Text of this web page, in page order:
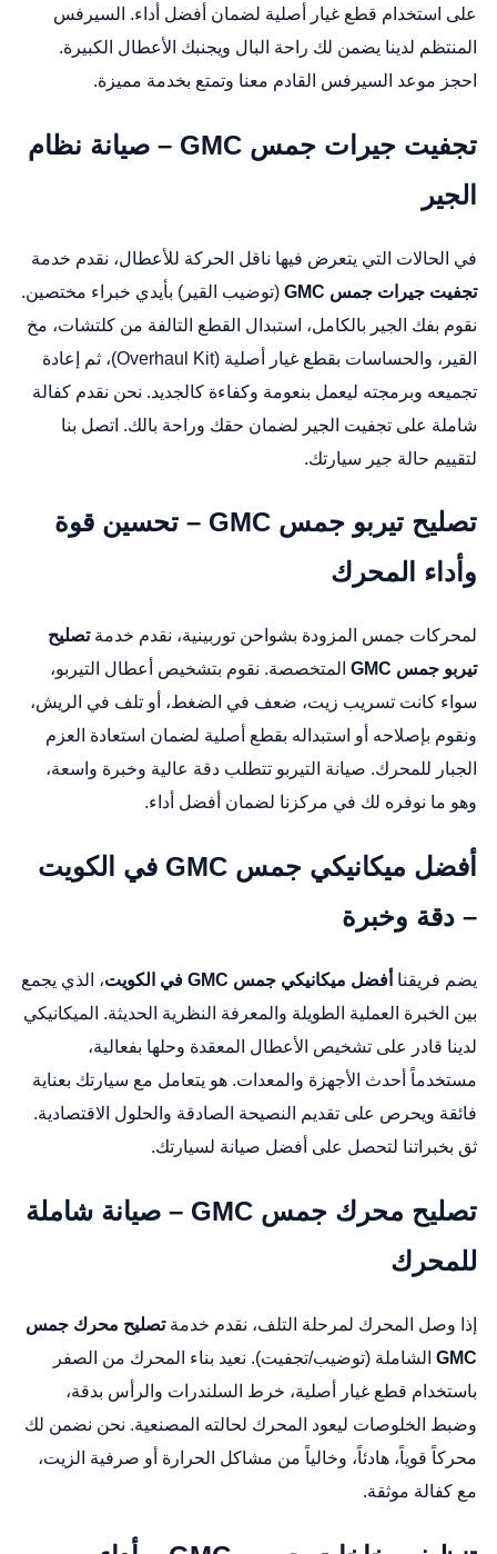
على استخدام قطع غيار أصلية لضمان أفضل أداء. السيرفس
المنتظم لدينا يضمن لك راحة البال ويجنبك الأعطال الكبيرة.
احجز موعد السيرفس القادم معنا وتمتع بخدمة مميزة.
تجفيت جيرات جمس GMC – صيانة نظام
الجير
في الحالات التي يتعرض فيها ناقل الحركة للأعطال، نقدم خدمة
تجفيت جيرات جمس GMC
(توضيب القير) بأيدي خبراء مختصين.
نقوم بفك الجير بالكامل، استبدال القطع التالفة من كلتشات، مخ
القير، والحساسات بقطع غيار أصلية (Overhaul Kit)، ثم إعادة
تجميعه وبرمجته ليعمل بنعومة وكفاءة كالجديد. نحن نقدم كفالة
شاملة على تجفيت الجير لضمان حقك وراحة بالك. اتصل بنا
لتقييم حالة جير سيارتك.
تصليح تيربو جمس GMC – تحسين قوة
وأداء المحرك
لمحركات جمس المزودة بشواحن توربينية، نقدم خدمةتصليح
تيربو جمس GMC
المتخصصة. نقوم بتشخيص أعطال التيربو،
سواء كانت تسريب زيت، ضعف في الضغط، أو تلف في الريش،
ونقوم بإصلاحه أو استبداله بقطع أصلية لضمان استعادة العزم
الجبار للمحرك. صيانة التيربو تتطلب دقة عالية وخبرة واسعة،
وهو ما نوفره لك في مركزنا لضمان أفضل أداء.
أفضل ميكانيكي جمس GMC في الكويت
– دقة وخبرة
يضم فريقنا أفضل ميكانيكي جمس GMC في الكويت
، الذي يجمع
بين الخبرة العملية الطويلة والمعرفة النظرية الحديثة. الميكانيكي
لدينا قادر على تشخيص الأعطال المعقدة وحلها بفعالية،
مستخدماً أحدث الأجهزة والمعدات. هو يتعامل مع سيارتك بعناية
فائقة ويحرص على تقديم النصيحة الصادقة والحلول الاقتصادية.
ثق بخبراتنا لتحصل على أفضل صيانة لسيارتك.
تصليح محرك جمس GMC – صيانة شاملة
للمحرك
إذا وصل المحرك لمرحلة التلف، نقدم خدمةتصليح محرك جمس
GMCالشاملة (توضيب/تجفيت). نعيد بناء المحرك من الصفر
باستخدام قطع غيار أصلية، خرط السلندرات والرأس بدقة،
وضبط الخلوصات ليعود المحرك لحالته المصنعية. نحن نضمن لك
محركاً قوياً، هادئاً، وخالياً من مشاكل الحرارة أو صرفية الزيت،
مع كفالة موثقة.